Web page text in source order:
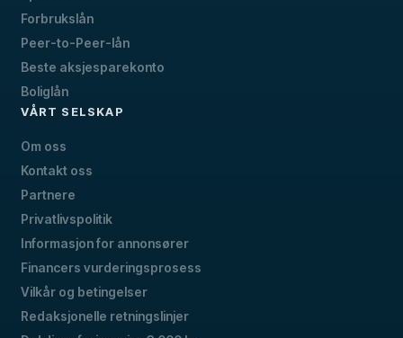
Forbrukslån
Peer-to-Peer-lån
Beste aksjesparekonto
Boliglån
VÅRT SELSKAP
Om oss
Kontakt oss
Partnere
Privatlivspolitik
Informasjon for annonsører
Financers vurderingsprosess
Vilkår og betingelser
Redaksjonelle retningslinjer